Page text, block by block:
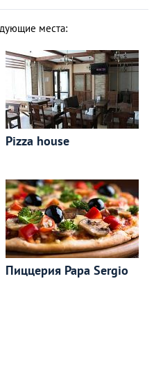
места:
Pizza house
Пиццерия Papa Sergio